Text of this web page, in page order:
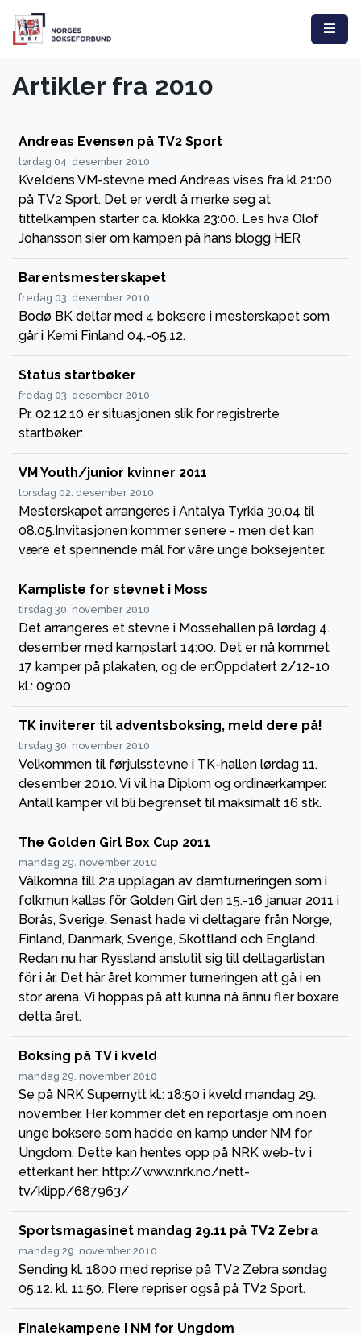
Artikler fra 2010
Andreas Evensen på TV2 Sport
lørdag 04. desember 2010
Kveldens VM-stevne med Andreas vises fra kl 21:00
på TV2 Sport. Det er verdt å merke seg at
tittelkampen starter ca. klokka 23:00. Les hva Olof
Johansson sier om kampen på hans blogg HER
Barentsmesterskapet
fredag 03. desember 2010
Bodø BK deltar med 4 boksere i mesterskapet som
går i Kemi Finland 04.-05.12.
Status startbøker
fredag 03. desember 2010
Pr. 02.12.10 er situasjonen slik for registrerte
startbøker:
VM Youth/junior kvinner 2011
torsdag 02. desember 2010
Mesterskapet arrangeres i Antalya Tyrkia 30.04 til
08.05.Invitasjonen kommer senere - men det kan
være et spennende mål for våre unge boksejenter.
Kampliste for stevnet i Moss
tirsdag 30. november 2010
Det arrangeres et stevne i Mossehallen på lørdag 4.
desember med kampstart 14:00. Det er nå kommet
17 kamper på plakaten, og de er:Oppdatert 2/12-10
kl.: 09:00
TK inviterer til adventsboksing, meld dere på!
tirsdag 30. november 2010
Velkommen til førjulsstevne i TK-hallen lørdag 11.
desember 2010. Vi vil ha Diplom og ordinærkamper.
Antall kamper vil bli begrenset til maksimalt 16 stk.
The Golden Girl Box Cup 2011
mandag 29. november 2010
Välkomna till 2:a upplagan av damturneringen som i
folkmun kallas för Golden Girl den 15.-16 januar 2011 i
Borås, Sverige. Senast hade vi deltagare från Norge,
Finland, Danmark, Sverige, Skottland och England.
Redan nu har Ryssland anslutit sig till deltagarlistan
för i år. Det här året kommer turneringen att gå i en
stor arena. Vi hoppas på att kunna nå ännu fler boxare
detta året.
Boksing på TV i kveld
mandag 29. november 2010
Se på NRK Supernytt kl.: 18:50 i kveld mandag 29.
november. Her kommer det en reportasje om noen
unge boksere som hadde en kamp under NM for
Ungdom. Dette kan hentes opp på NRK web-tv i
etterkant her: http://www.nrk.no/nett-
tv/klipp/687963/
Sportsmagasinet mandag 29.11 på TV2 Zebra
mandag 29. november 2010
Sending kl. 1800 med reprise på TV2 Zebra søndag
05.12. kl. 11:50. Flere repriser også på TV2 Sport.
Finalekampene i NM for Ungdom